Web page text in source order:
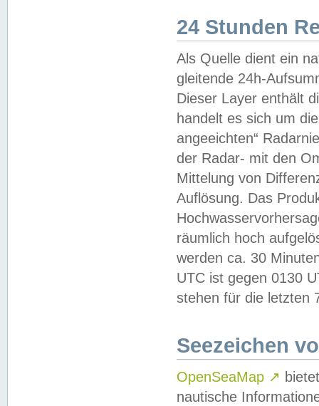
24 Stunden
Als Quelle dient ein
gleitende 24h-
Dieser Layer enthält
handelt es sich um
angeeichten“
der Radar- mit den
Mittelung von
Auflösung. Das
räumlich hoch
werden ca. 30
UTC ist gegen 0130
stehen für die letzten
Seezeichen
OpenSeaMap ↗
nautische